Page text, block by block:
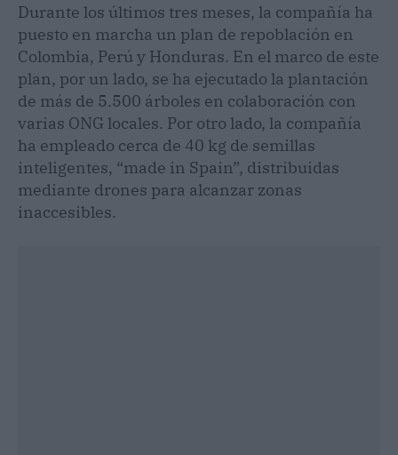
Durante los últimos tres meses, la compañía ha
puesto en marcha un plan de repoblación en
Colombia, Perú y Honduras. En el marco de este
plan, por un lado, se ha ejecutado la plantación
de más de 5.500 árboles en colaboración con
varias ONG locales. Por otro lado, la compañía
ha empleado cerca de 40 kg de semillas
inteligentes, “made in Spain”, distribuidas
mediante drones para alcanzar zonas
inaccesibles.